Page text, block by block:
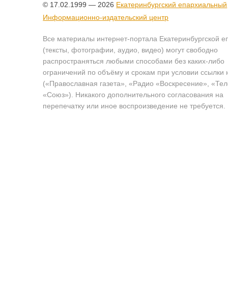
© 17.02.1999 — 2026 Екатеринбургский епархиальный
Информационно-издательский центр
Все материалы интернет-портала Екатеринбургской
(тексты, фотографии, аудио, видео) могут свободно
распространяться любыми способами без каких-либо
ограничений по объёму и срокам при условии ссылки
(«Православная газета», «Радио «Воскресение»,
«Союз»). Никакого дополнительного согласования на
перепечатку или иное воспроизведение не требуется.